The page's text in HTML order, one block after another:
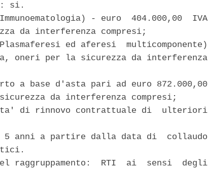
si.
- euro  404.000,00  IVA
da interferenza compresi;
ed aferesi  multicomponente)
oneri per la sicurezza da interferenza
a base d'asta pari ad euro 872.000,00
da interferenza compresi;
di rinnovo contrattuale di  ulteriori
anni a partire dalla data di  collaudo
raggruppamento:  RTI  ai  sensi  degli